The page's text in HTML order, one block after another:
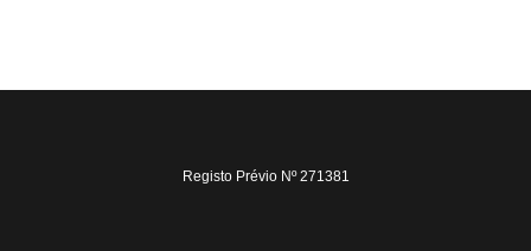
Registo Prévio Nº 271381